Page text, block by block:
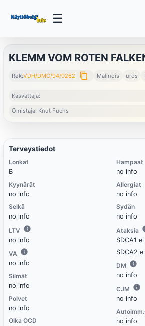
☰
KLEMM VOM ROTEN
Rek:VDH/DMC/94/0262 content_copy Malinois uros
Kasvattaja:
Omistaja: Knut Fuchs
Terveystiedot
Lonkat
B
Kyynärät
no info
Selkä
no info
LTV
no info
VA
no info
Silmät
no info
Polvet
no info
Olka OCD
Hampaat
no info
Allergiat
no info
Sydän
no info
Ataksia
SDCA1
SDCA2
DM
no info
CJM
no info
no info